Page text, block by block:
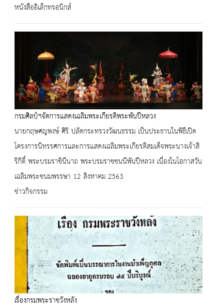
หนังสืออิเล็กทรอนิกส์
กรมศิลป์ฯจัดการแสดงเฉลิมพระเกียรติพระพันปีหลวง
นายกฤษศญพงษ์ ศิริ ปลัดกระทรวงวัฒนธรรม เป็นประธานในพิธีเปิด
โครงการนิทรรศการและการแสดงเฉลิมพระเกียรติสมเด็จพระนางเจ้าสิ
ริกิติ์ พระบรมราชินีนาถ พระบรมราชชนนีพันปีหลวง เนื่องในโอกาสวัน
เฉลิมพระชนมพรรษา 12 สิงหาคม 2563
ข่าวกิจกรรม
เรื่องกรมพระราชวังหลัง